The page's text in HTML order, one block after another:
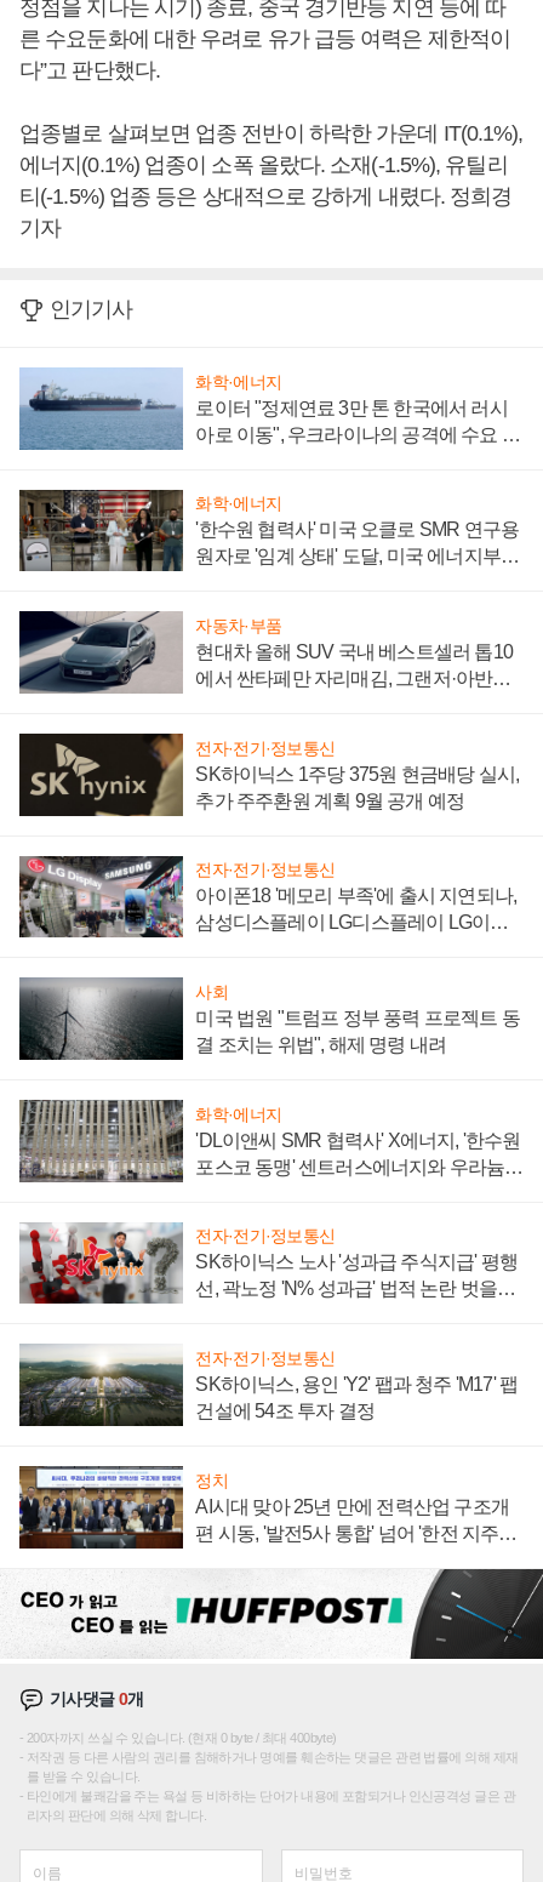
정점을 지나는 시기) 종료, 중국 경기반등 지연 등에 따
른 수요둔화에 대한 우려로 유가 급등 여력은 제한적이
다”고 판단했다.
업종별로 살펴보면 업종 전반이 하락한 가운데 IT(0.1%),
에너지(0.1%) 업종이 소폭 올랐다. 소재(-1.5%), 유틸리
티(-1.5%) 업종 등은 상대적으로 강하게 내렸다. 정희경
기자
인기기사
화학·에너지
로이터 "정제연료 3만 톤 한국에서 러시
아로 이동", 우크라이나의 공격에 수요 늘
화학·에너지
'한수원 협력사' 미국 오클로 SMR 연구용
원자로 '임계 상태' 도달, 미국 에너지부
자동차·부품
현대차 올해 SUV 국내 베스트셀러 톱10
에서 싼타페만 자리매김, 그랜저·아반떼
전자·전기·정보통신
SK하이닉스 1주당 375원 현금배당 실시,
추가 주주환원 계획 9월 공개 예정
전자·전기·정보통신
아이폰18 '메모리 부족'에 출시 지연되나,
삼성디스플레이 LG디스플레이 LG이노
사회
미국 법원 "트럼프 정부 풍력 프로젝트 동
결 조치는 위법", 해제 명령 내려
화학·에너지
'DL이앤씨 SMR 협력사' X에너지, '한수원
포스코 동맹' 센트러스에너지와 우라늄
전자·전기·정보통신
SK하이닉스 노사 '성과급 주식지급' 평행
선, 곽노정 'N% 성과급' 법적 논란 벗을지
전자·전기·정보통신
SK하이닉스, 용인 'Y2' 팹과 청주 'M17' 팹
건설에 54조 투자 결정
정치
AI시대 맞아 25년 만에 전력산업 구조개
편 시동, '발전5사 통합' 넘어 '한전 지주사'
기사댓글0개
200자까지 쓰실 수 있습니다. (현재 0 byte / 최대 400byte)
저작권 등 다른 사람의 권리를 침해하거나 명예를 훼손하는 댓글은 관련 법률에 의해 제재
를 받을 수 있습니다.
타인에게 불쾌감을 주는 욕설 등 비하하는 단어가 내용에 포함되거나 인신공격성 글은 관
리자의 판단에 의해 삭제 합니다.